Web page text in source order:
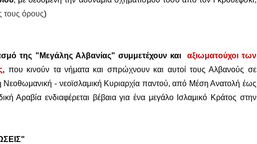
τους όρους)
της "Μεγάλης Αλβανίας" συμμετέχουν και
αξιωματούχοι των
, που κινούν τα νήματα και σπρώχνουν και αυτοί τους Αλβανούς σε
- νεοϊσλαμική Κυριαρχία παντού, από Μέση Ανατολή έως
Αραβία ενδιαφέρεται βέβαια για ένα μεγάλο Ισλαμικό Κράτος στην